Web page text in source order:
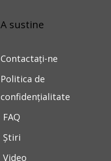
A sustine
Contactaţi-ne
Politica de
confidențialitate
FAQ
Știri
Video